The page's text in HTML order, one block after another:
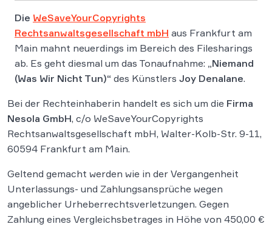
Die WeSaveYourCopyrights
Rechtsanwaltsgesellschaft mbH aus Frankfurt am
Main mahnt neuerdings im Bereich des Filesharings
ab. Es geht diesmal um das Tonaufnahme: „Niemand
(Was Wir Nicht Tun)“ des Künstlers Joy Denalane.
Bei der Rechteinhaberin handelt es sich um die Firma
Nesola GmbH, c/o WeSaveYourCopyrights
Rechtsanwaltsgesellschaft mbH, Walter-Kolb-Str. 9-11,
60594 Frankfurt am Main.
Geltend gemacht werden wie in der Vergangenheit
Unterlassungs- und Zahlungsansprüche wegen
angeblicher Urheberrechtsverletzungen. Gegen
Zahlung eines Vergleichsbetrages in Höhe von 450,00 €